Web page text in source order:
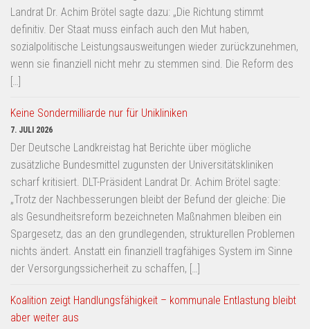
Landrat Dr. Achim Brötel sagte dazu: „Die Richtung stimmt
definitiv. Der Staat muss einfach auch den Mut haben,
sozialpolitische Leistungsausweitungen wieder zurückzunehmen,
wenn sie finanziell nicht mehr zu stemmen sind. Die Reform des
[…]
Keine Sondermilliarde nur für Unikliniken
7. JULI 2026
Der Deutsche Landkreistag hat Berichte über mögliche
zusätzliche Bundesmittel zugunsten der Universitätskliniken
scharf kritisiert. DLT-Präsident Landrat Dr. Achim Brötel sagte:
„Trotz der Nachbesserungen bleibt der Befund der gleiche: Die
als Gesundheitsreform bezeichneten Maßnahmen bleiben ein
Spargesetz, das an den grundlegenden, strukturellen Problemen
nichts ändert. Anstatt ein finanziell tragfähiges System im Sinne
der Versorgungssicherheit zu schaffen, […]
Koalition zeigt Handlungsfähigkeit – kommunale Entlastung bleibt
aber weiter aus